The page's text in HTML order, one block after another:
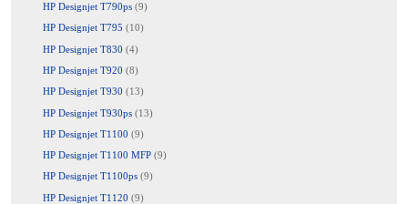
HP Designjet T790ps (9)
HP Designjet T795 (10)
HP Designjet T830 (4)
HP Designjet T920 (8)
HP Designjet T930 (13)
HP Designjet T930ps (13)
HP Designjet T1100 (9)
HP Designjet T1100 MFP (9)
HP Designjet T1100ps (9)
HP Designjet T1120 (9)